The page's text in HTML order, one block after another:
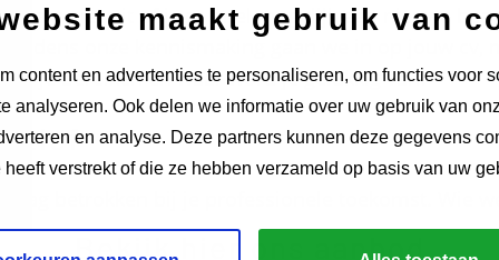
maakt gebruik van
content en advertenties te personaliseren, om functies voor
analyseren. Ook delen we informatie over uw gebruik van
en analyse. Deze partners kunnen deze gegevens
verstrekt of die ze hebben verzameld op basis van uw
niet uit of je zo snel mogelijk een nieuwe
onze kennismaking gaan we in op jouw cv,
je bereiken en waar word je gelukkig van?
betrokken bij je professionele toekomst. Wie
Bekijk hier ons aanbod